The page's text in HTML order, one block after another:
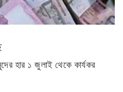
হার ১ জুলাই থেকে কার্যকর